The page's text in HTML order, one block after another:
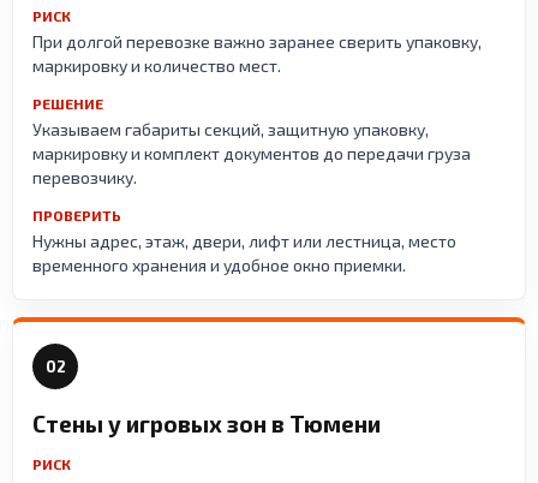
РИСК
При долгой перевозке важно заранее сверить упаковку,
маркировку и количество мест.
РЕШЕНИЕ
Указываем габариты секций, защитную упаковку,
маркировку и комплект документов до передачи груза
перевозчику.
ПРОВЕРИТЬ
Нужны адрес, этаж, двери, лифт или лестница, место
временного хранения и удобное окно приемки.
02
Стены у игровых зон в Тюмени
РИСК